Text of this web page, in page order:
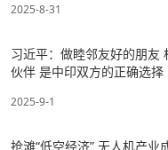
2025-8-31
习近平：做睦邻友好的朋友
伙伴 是中印双方的正确选择
2025-9-1
抢滩“低空经济” 无人机产业